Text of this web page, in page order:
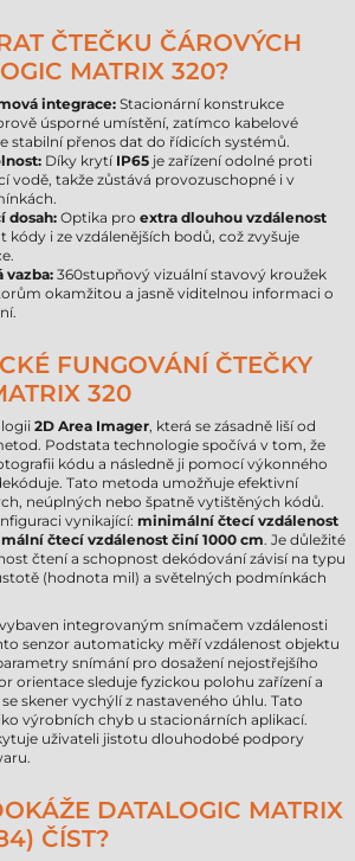
ČTEČKU ČÁROVÝCH
MATRIX 320?
integrace: Stacionární konstrukce
úsporné umístění, zatímco kabelové
stabilní přenos dat do řídicích systémů.
Díky krytí IP65 je zařízení odolné proti
vodě, takže zůstává provozuschopné i v
dosah: Optika pro extra dlouhou vzdálenost
kódy i ze vzdálenějších bodů, což zvyšuje
vazba: 360stupňový vizuální stavový kroužek
okamžitou a jasně viditelnou informaci o
FUNGOVÁNÍ ČTEČKY
320
2D Area Imager, která se zásadně liší od
Podstata technologie spočívá v tom, že
kódu a následně ji pomocí výkonného
Tato metoda umožňuje efektivní
neúplných nebo špatně vytištěných kódů.
vynikající: minimální čtecí vzdálenost
čtecí vzdálenost činí 1000 cm. Je důležité
čtení a schopnost dekódování závisí na typu
(hodnota mil) a světelných podmínkách
integrovaným snímačem vzdálenosti
senzor automaticky měří vzdálenost objektu
snímání pro dosažení nejostřejšího
orientace sleduje fyzickou polohu zařízení a
skener vychýlí z nastaveného úhlu. Tato
výrobních chyb u stacionárních aplikací.
uživateli jistotu dlouhodobé podpory
DATALOGIC MATRIX
ČÍST?